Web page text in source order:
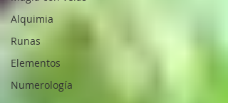
Alquimia
Runas
Elementos
Numerología